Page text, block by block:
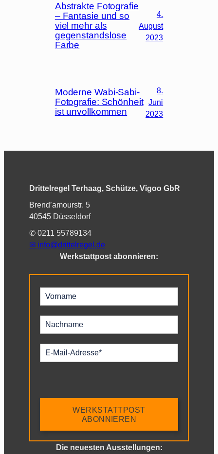
Abstrakte Fotografie
– Fantasie und so
viel mehr als
gegenstandslose
Farbe
4.
August
2023
Moderne Wabi-Sabi-
Fotografie: Schönheit
ist unvollkommen
8.
Juni
2023
Drittelregel Terhaag, Schütze, Vigoo GbR
Brend’amourstr. 5
40545 Düsseldorf
✆ 0211 55789134
✉︎ info@drittelregel.de
Werkstattpost abonnieren:
WERKSTATTPOST
ABONNIEREN
Die neuesten Ausstellungen: